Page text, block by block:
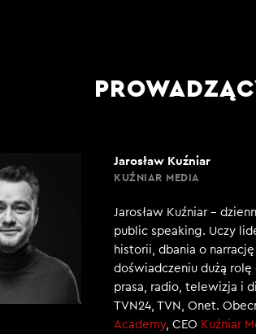
Jarosław Kuźniar
KUŹNIAR MEDIA
Jarosław Kuźniar –
public speaking. Uczy
historii, dbania o
doświadczeniu dużą rolę
prasa, radio, telewizja i
TVN24, TVN, Onet.
Academy, CEO Kuźniar